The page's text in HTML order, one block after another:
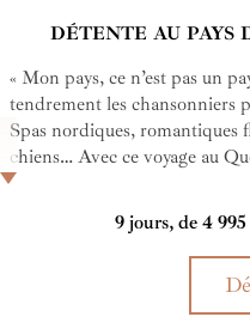
DÉTENTE AU
« Mon pays, ce n’est pas un
tendrement les chansonniers
Spas nordiques, romantiques
chiens… Avec ce voyage au
voir comme cette saison sied
9 jours, de 4